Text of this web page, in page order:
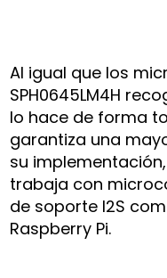
Al igual que los
SPH0645LM4H
lo hace de forma
garantiza una
su
trabaja con
de soporte I2S
Raspberry Pi.